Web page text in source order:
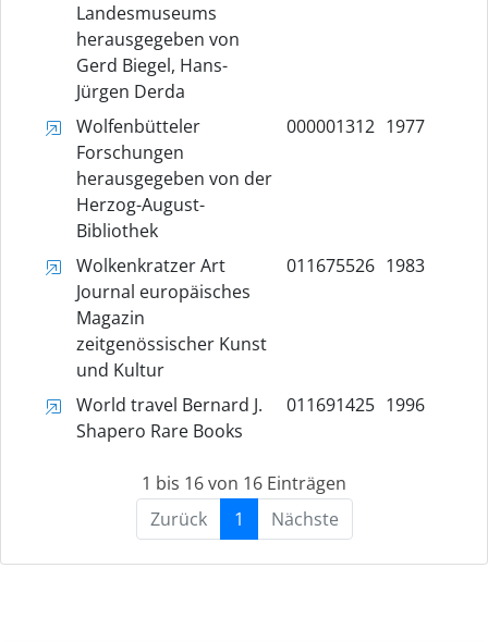
Landesmuseums
herausgegeben von
Gerd Biegel, Hans-
Jürgen Derda
Wolfenbütteler
Forschungen
herausgegeben von der
Herzog-August-
Bibliothek
000001312 1977
Wolkenkratzer Art
Journal europäisches
Magazin
zeitgenössischer Kunst
und Kultur
011675526 1983
World travel Bernard J.
Shapero Rare Books
011691425 1996
1 bis 16 von 16 Einträgen
Zurück
1 Nächste